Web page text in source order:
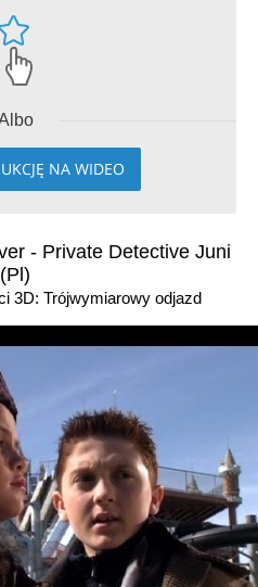
NA WIDEO
- Private Detective Juni
(Pl)
3D: Trójwymiarowy odjazd